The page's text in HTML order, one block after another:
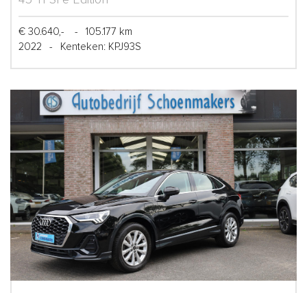
€ 30.640,- -
105.177 km
2022
- Kenteken: KPJ93S